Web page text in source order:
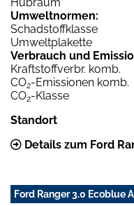
Umweltnormen:
Schadstoffklasse
Umweltplakette
Verbrauch und
Kraftstoffverbr. komb.
CO2-Emissionen komb.
CO2-Klasse
Standort
Details zum Ford
Ford Ranger 3.0 Ecoblue